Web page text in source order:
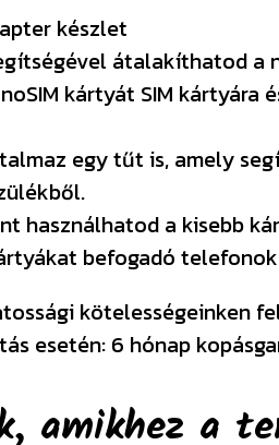
készlet
átalakíthatod a
kártyát SIM kártyára
egy tűt is, amely
használhatod a kisebb
befogadó
kötelességeinken
esetén: 6 hónap
amikhez a